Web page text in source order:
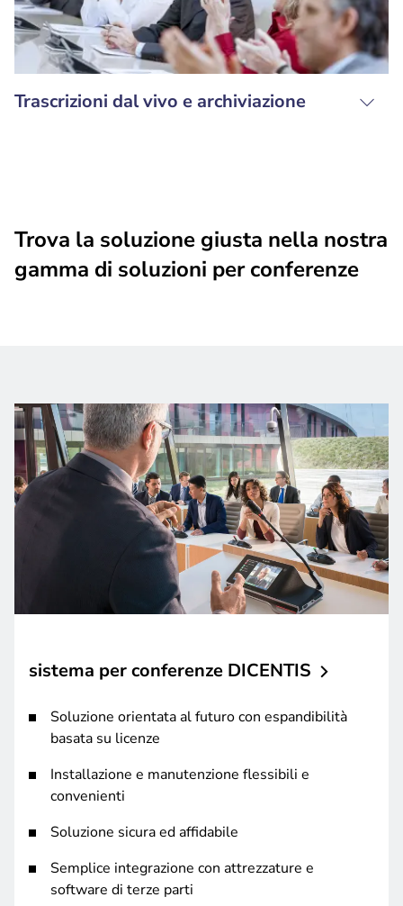
Trascrizioni dal vivo e archiviazione
Trova la soluzione giusta nella nostra
gamma di soluzioni per conferenze
sistema per conferenze DICENTIS
Soluzione orientata al futuro con espandibilità
basata su licenze
Installazione e manutenzione flessibili e
convenienti
Soluzione sicura ed affidabile
Semplice integrazione con attrezzature e
software di terze parti